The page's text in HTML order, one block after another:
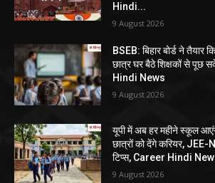
Hindi...
9 August 2026
BSEB: बिहार बोर्ड ने तैयार
छात्र घर बैठे शिक्षकों से पूछ
Hindi News
9 August 2026
यूपी में अब हर महीने स्कूल
छात्रों को देंगे करियर,
टिप्स, Career Hindi
9 August 2026